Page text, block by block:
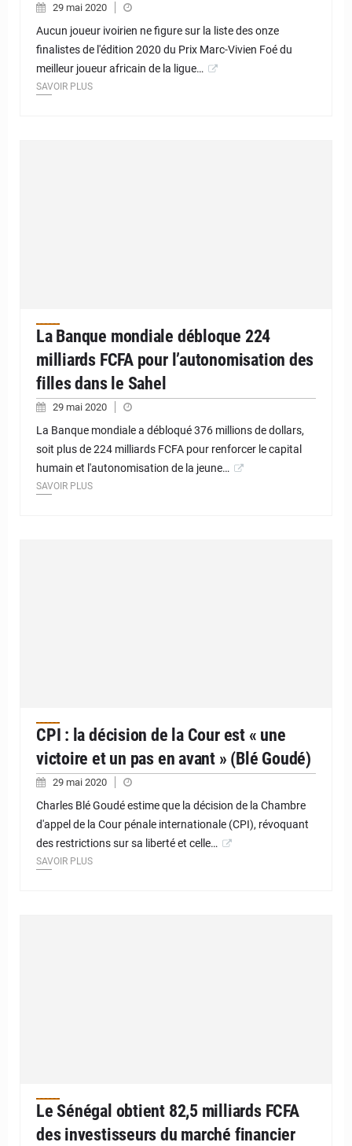
29 mai 2020
Aucun joueur ivoirien ne figure sur la liste des onze
finalistes de l'édition 2020 du Prix Marc-Vivien Foé du
meilleur joueur africain de la ligue…
SAVOIR PLUS
La Banque mondiale débloque 224
milliards FCFA pour l’autonomisation des
filles dans le Sahel
29 mai 2020
La Banque mondiale a débloqué 376 millions de dollars,
soit plus de 224 milliards FCFA pour renforcer le capital
humain et l'autonomisation de la jeune…
SAVOIR PLUS
CPI : la décision de la Cour est « une
victoire et un pas en avant » (Blé Goudé)
29 mai 2020
Charles Blé Goudé estime que la décision de la Chambre
d'appel de la Cour pénale internationale (CPI), révoquant
des restrictions sur sa liberté et celle…
SAVOIR PLUS
Le Sénégal obtient 82,5 milliards FCFA
des investisseurs du marché financier